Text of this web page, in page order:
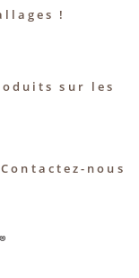
!
sur les
nous